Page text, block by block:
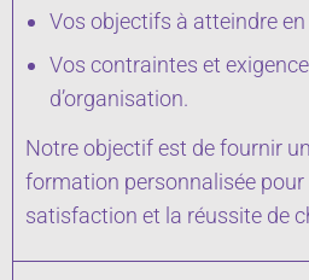
Vos objectifs à atteindre
Vos contraintes et
d’organisation.
Notre objectif est de fournir
formation personnalisée
satisfaction et la réussite de